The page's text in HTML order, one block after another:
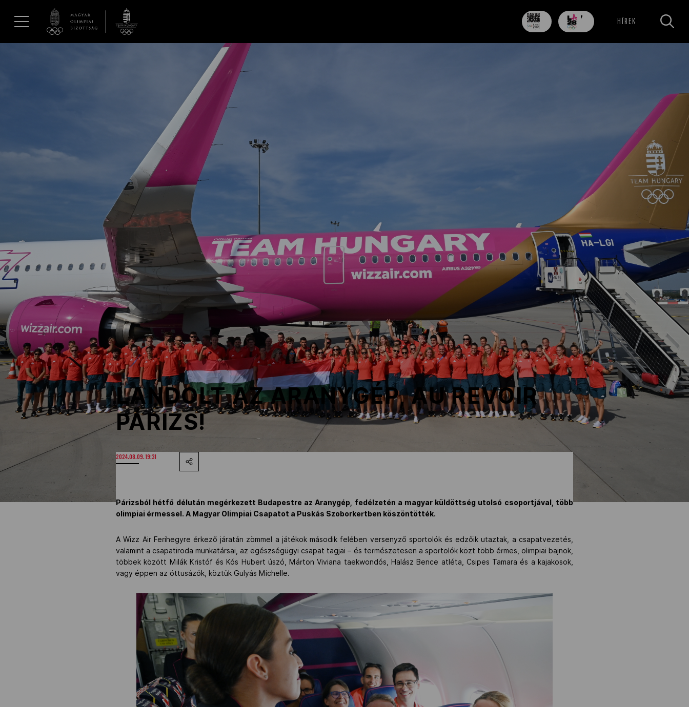
Dakar 2026
Los Angeles 2028
MOB
Kettőskarrier-program
NOB
Társszervezetek
OVEP
Adatbank
86
nap
707
nap HÍREK
LANDOLT AZ ARANYGÉP, AU REVOIR
PÁRIZS!
2024.08.09. 19:31
Párizsból hétfő délután megérkezett Budapestre az Aranygép, fedélzetén a magyar küldöttség utolsó csoportjával, több
olimpiai érmessel. A Magyar Olimpiai Csapatot a Puskás Szoborkertben köszöntötték.
A Wizz Air Ferihegyre érkező járatán zömmel a játékok második felében versenyző sportolók és edzőik utaztak, a csapatvezetés,
valamint a csapatiroda munkatársai, az egészségügyi csapat tagjai – és természetesen a sportolók közt több érmes, olimpiai bajnok,
többek között Milák Kristóf és Kós Hubert úszó, Márton Viviana taekwondós, Halász Bence atléta, Csipes Tamara és a kajakosok,
vagy éppen az öttusázók, köztük Gulyás Michelle.